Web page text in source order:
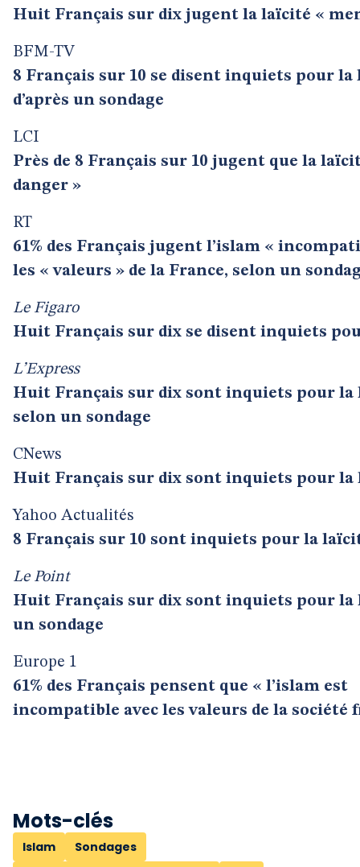
Huit Français sur dix jugent la laïcité «
BFM-TV
8 Français sur 10 se disent inquiets pour la
d’après un sondage
LCI
Près de 8 Français sur 10 jugent que la
danger »
RT
61% des Français jugent l’islam «
les « valeurs » de la France, selon un
Le Figaro
Huit Français sur dix se disent inquiets
L’Express
Huit Français sur dix sont inquiets pour la
selon un sondage
CNews
Huit Français sur dix sont inquiets pour la
Yahoo Actualités
8 Français sur 10 sont inquiets pour la
Le Point
Huit Français sur dix sont inquiets pour la
un sondage
Europe 1
61% des Français pensent que « l’islam est
incompatible avec les valeurs de la société
Mots-clés
Islam
Sondages